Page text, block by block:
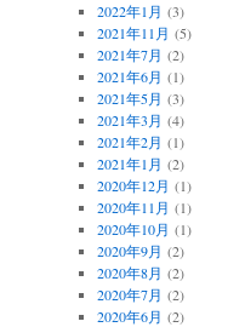
2022年1月 (3)
2021年11月 (5)
2021年7月 (2)
2021年6月 (1)
2021年5月 (3)
2021年3月 (4)
2021年2月 (1)
2021年1月 (2)
2020年12月 (1)
2020年11月 (1)
2020年10月 (1)
2020年9月 (2)
2020年8月 (2)
2020年7月 (2)
2020年6月 (2)